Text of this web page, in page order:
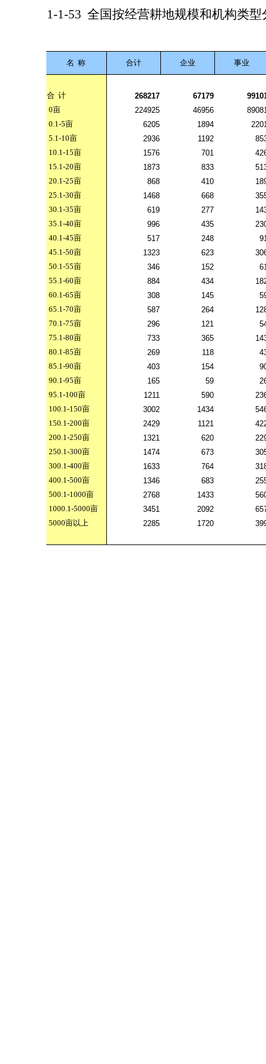
1-1-53 全国按经营耕地规模和机构类
名 称 合计 企业 事业
合 计 268217 67179
0亩 224925 46956
0.1-5亩 6205 1894
5.1-10亩 2936 1192
10.1-15亩 1576 701
15.1-20亩 1873 833
20.1-25亩 868 410
25.1-30亩 1468 668
30.1-35亩 619 277
35.1-40亩 996 435
40.1-45亩 517 248
45.1-50亩 1323 623
50.1-55亩 346 152
55.1-60亩 884 434
60.1-65亩 308 145
65.1-70亩 587 264
70.1-75亩 296 121
75.1-80亩 733 365
80.1-85亩 269 118
85.1-90亩 403 154
90.1-95亩 165 59
95.1-100亩 1211 590
100.1-150亩 3002 1434
150.1-200亩 2429 1121
200.1-250亩 1321 620
250.1-300亩 1474 673
300.1-400亩 1633 764
400.1-500亩 1346 683
500.1-1000亩 2768 1433
1000.1-5000亩 3451 2092
5000亩以上 2285 1720